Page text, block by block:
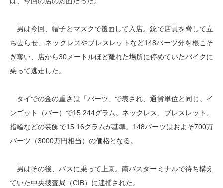
男は今回、帽子とマスクで覆面して入店。銃で店員を脅して立
ち去らせ、ネックレスやブレスレットなど148バーツ分を根こそ
ぎ奪い、店から30メートルほど離れた場所に停めていたバイクに
乗って逃走した。
タイでの金の重さは「バーツ」で表され、通貨単位と同じ。イ
ンゴット（バー）で15.244グラム。ネックレス、ブレスレット、
指輪などの装飾で15.16グラムが基準。148バーツはおよそ700万
バーツ（3000万円相当）の価格となる。
男はその後、バスに乗って上京。南バスターミナルで待ち構え
ていた中央捜査局（CIB）に逮捕された。